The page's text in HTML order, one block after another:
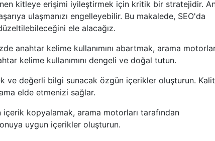
kitleye erişimi iyileştirmek için kritik bir stratejidir.
ulaşmanızı engelleyebilir. Bu makalede, SEO'da
ele alacağız.
anahtar kelime kullanımını abartmak, arama
kelime kullanımını dengeli ve doğal tutun.
ve değerli bilgi sunacak özgün içerikler oluşturun.
elde etmenizi sağlar.
kopyalamak, arama motorları tarafından
uygun içerikler oluşturun.